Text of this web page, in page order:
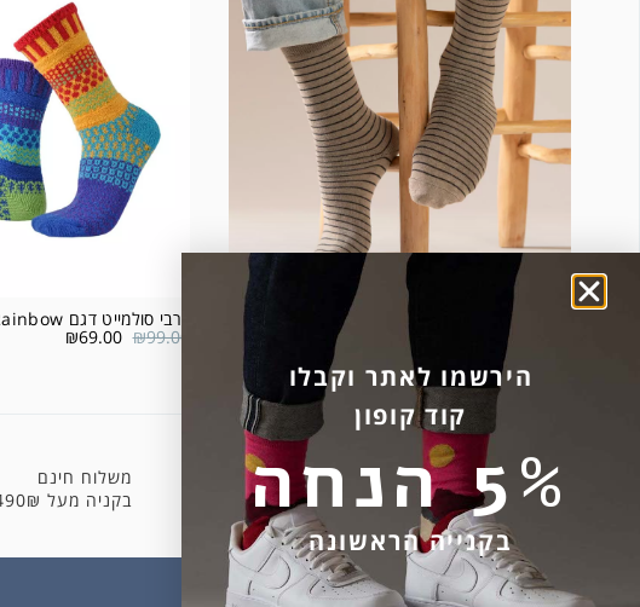
גרבי כותנה פס דק – צבע בג׳ גרבי סולמייט דגם Rainbow
₪99.00
₪69.00
קניה מאובטחת
משלוח חינם
בקניה מעל 490₪
הירשמו לאתר וקבלו
קוד קופון
5% הנחה
בקנייה הראשונה